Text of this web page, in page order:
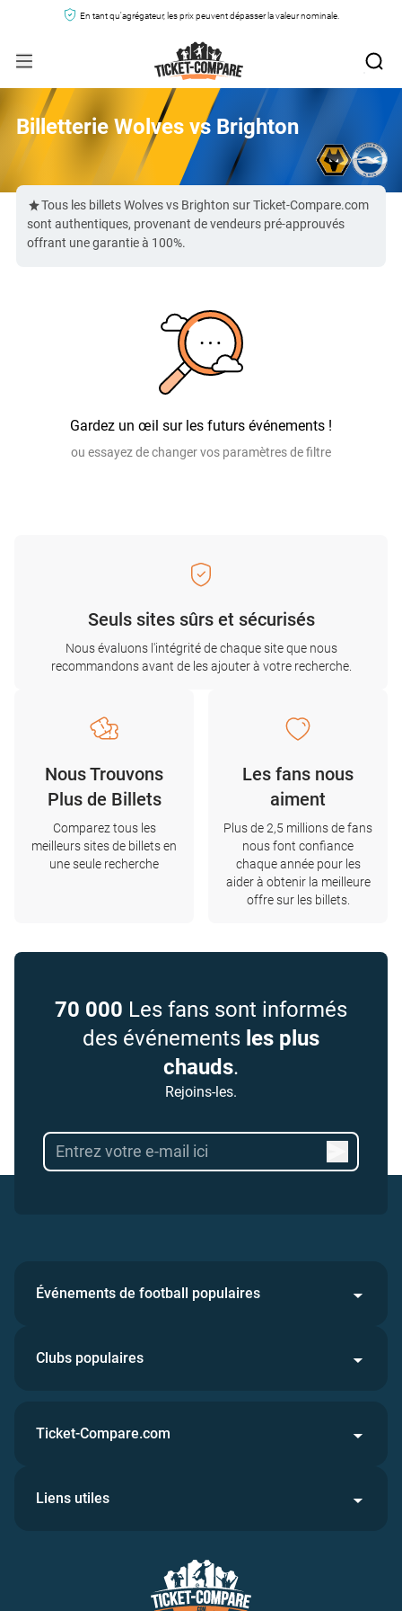
En tant qu'agrégateur, les prix peuvent dépasser la valeur nominale.
Billetterie Wolves vs Brighton
Tous les billets Wolves vs Brighton sur Ticket-Compare.com
sont authentiques, provenant de vendeurs pré-approuvés
offrant une garantie à 100%.
Gardez un œil sur les futurs événements !
ou essayez de changer vos paramètres de filtre
Seuls sites sûrs et sécurisés
Nous évaluons l'intégrité de chaque site que nous
recommandons avant de les ajouter à votre recherche.
Nous Trouvons
Plus de Billets
Comparez tous les
meilleurs sites de billets en
une seule recherche
Les fans nous
aiment
Plus de 2,5 millions de fans
nous font confiance
chaque année pour les
aider à obtenir la meilleure
offre sur les billets.
70 000 Les fans sont informés
des événements les plus
chauds.
Rejoins-les.
Événements de football populaires
Clubs populaires
Ticket-Compare.com
Liens utiles